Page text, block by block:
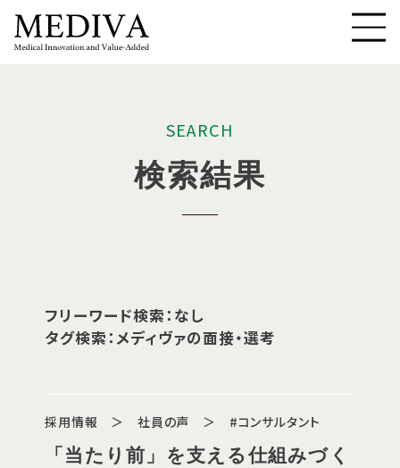
SEARCH
検索結果
フリーワード検索：なし
タグ検索：メディヴァの面接・選考
採用情報 ＞ 社員の声 ＞ #コンサルタント
「当たり前」を支える仕組みづく